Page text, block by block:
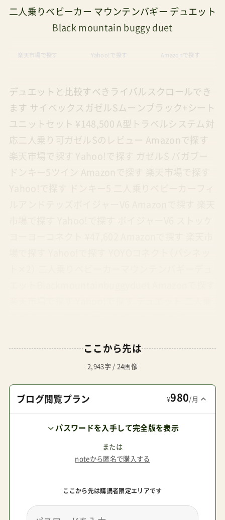
二人乗りベビーカー マウンテンバギー デュエット
Black mountain buggy duet
Amazonで探す
楽天市場で探す Yahoo!で探す
デュエットと比較すべきライバルスクロールでき
ます サイベックスガゼルSムーンブラック+シート
ユニットセット ¥148,500 A型トラベルシステム対
応二人乗り可ガゼルSのレビュー Amazonで探す
す Yahoo!で探す ナノデュオ+cocoon Joieベビー
カーエアツインシェール ¥32,800 A型二人乗りエ
す Yahoo!で探す エアツイン Graco(グレコ)二人乗
りデュオスポーツのレビュー Amazonで探す 楽天
市場で探す Yahoo!で探す デュオスポーツブラン
ドサイベックスバガブーフィルアンドテッズベビ
ーグレコ発祥国ドイツオランダニュージーランド
フランスニュージーランドニュージーランドイギ
ここから先は
2,943字 / 24画像
ブログ閲覧プラン ¥980/月
パスワードを入手して完全版を表示
または
noteから匿名で購入する
ここから先は購読者限定エリアです